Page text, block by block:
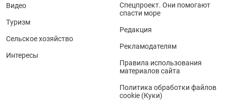
Видео
Туризм
Сельское хозяйство
Интересы
Спецпроект. Они помогают
спасти море
Редакция
Рекламодателям
Правила использования
материалов сайта
Политика обработки файлов
cookie (Куки)